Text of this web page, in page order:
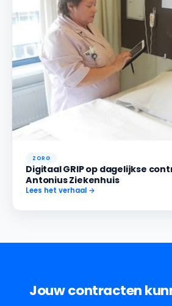
ZORG
Digitaal GRIP op dagelijkse
Antonius Ziekenhuis
Lees het verhaal →
Jouw contracten